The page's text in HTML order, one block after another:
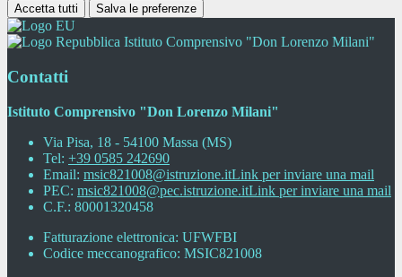
Accetta tutti Salva le preferenze
Istituto Comprensivo "Don Lorenzo Milani"
Contatti
Istituto Comprensivo "Don Lorenzo Milani"
Via Pisa, 18 - 54100 Massa (MS)
Tel: +39 0585 242690
Email: msic821008@istruzione.itLink per inviare una mail
PEC: msic821008@pec.istruzione.itLink per inviare una mail
C.F.: 80001320458
Fatturazione elettronica: UFWFBI
Codice meccanografico: MSIC821008